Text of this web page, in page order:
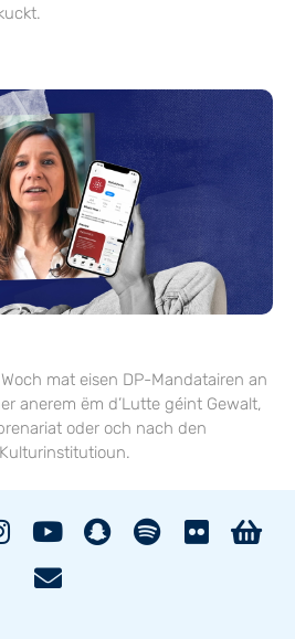
mat eisen DP-Mandatairen an
anerem ëm d’Lutte géint Gewalt,
oder och nach den